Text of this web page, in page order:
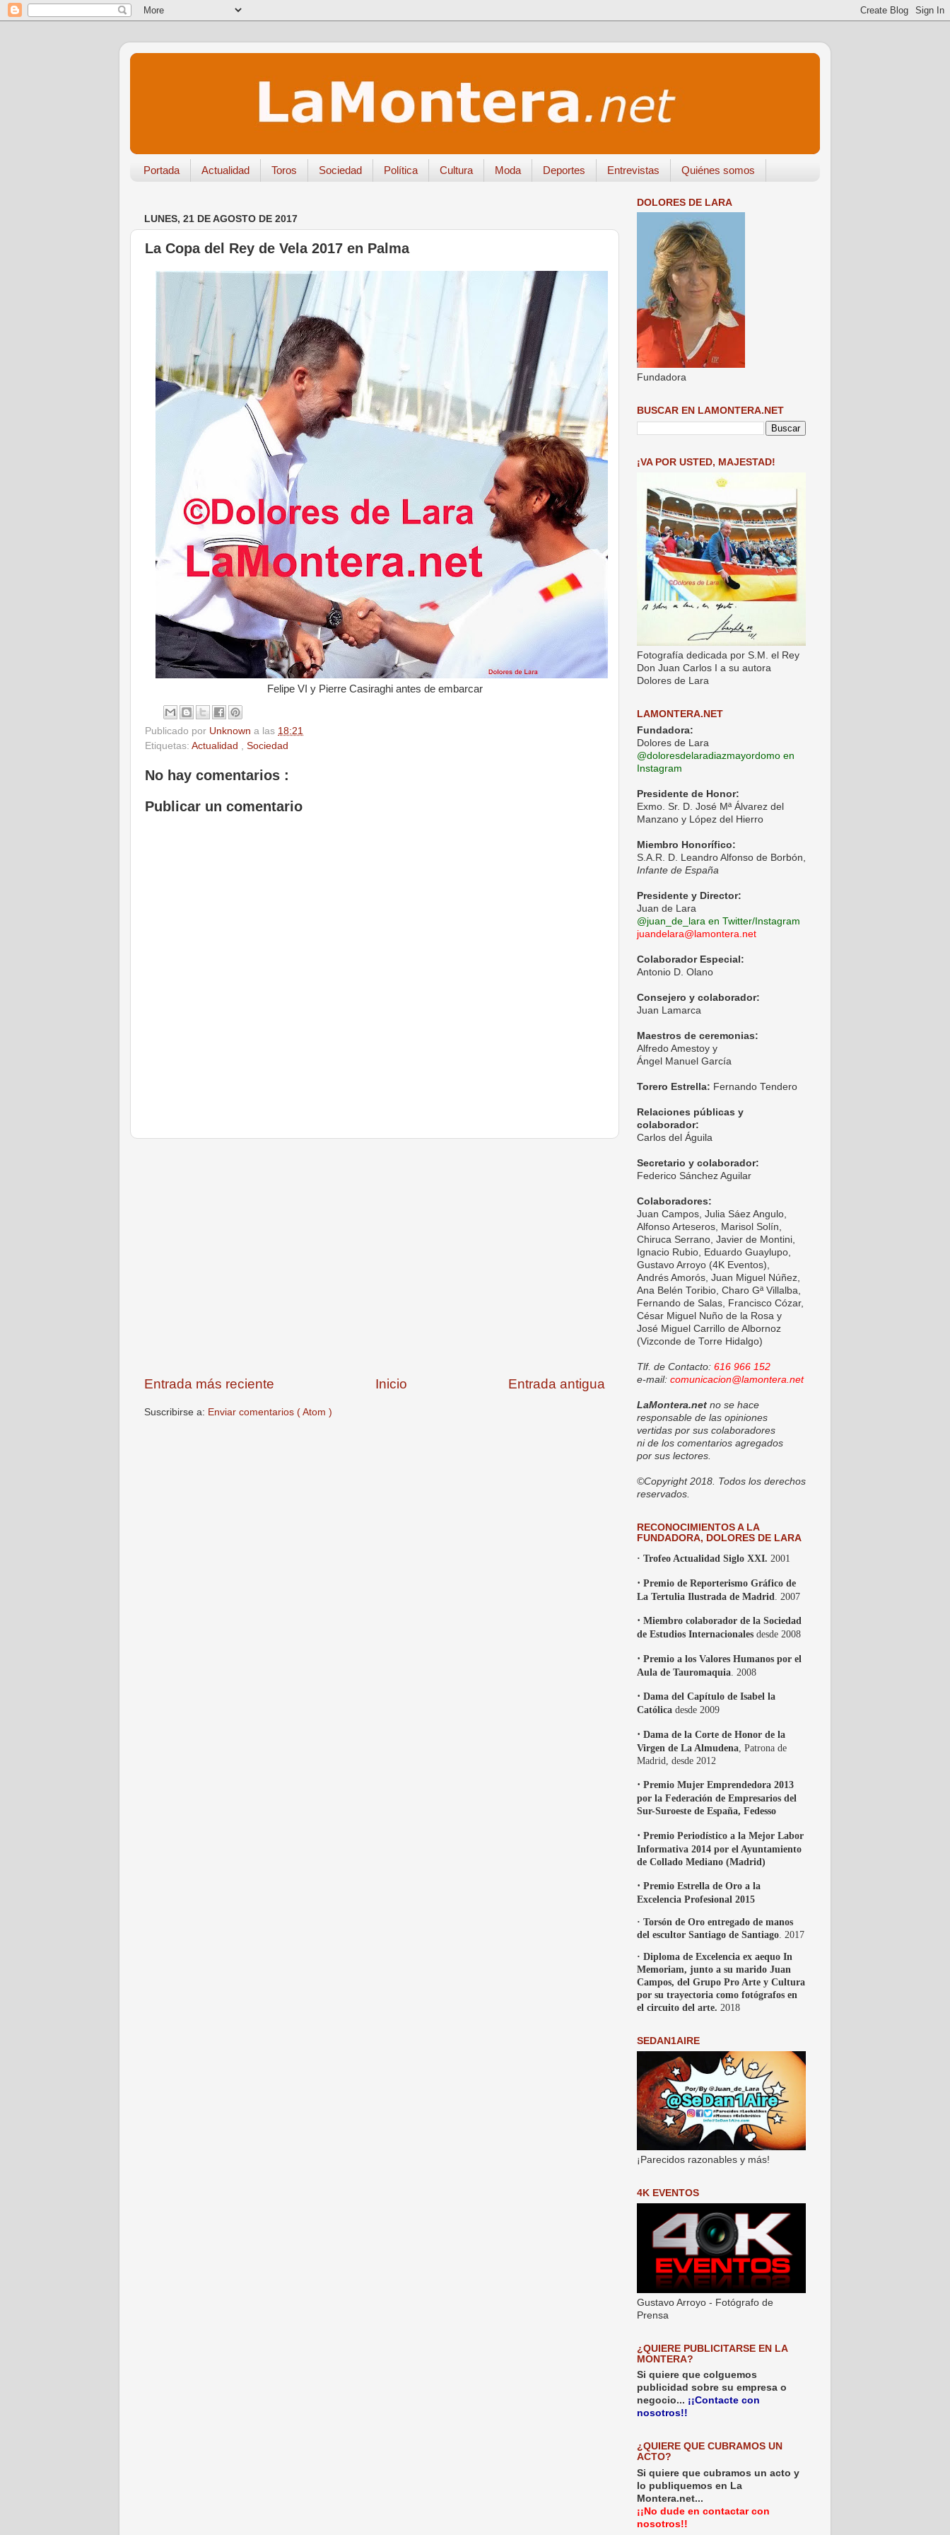
Portada Actualidad Toros Sociedad Política Cultura Moda Deportes Entrevistas Quiénes somos
LUNES, 21 DE AGOSTO DE 2017
La Copa del Rey de Vela 2017 en Palma
Felipe VI y Pierre Casiraghi antes de embarcar
Publicado por Unknown a las 18:21
Etiquetas: Actualidad , Sociedad
No hay comentarios :
Publicar un comentario
Entrada más reciente Entrada antigua
Inicio
Suscribirse a: Enviar comentarios ( Atom )
DOLORES DE LARA
Fundadora
BUSCAR EN LAMONTERA.NET
¡VA POR USTED, MAJESTAD!
Fotografía dedicada por S.M. el Rey
Don Juan Carlos I a su autora
Dolores de Lara
LAMONTERA.NET
Fundadora:
Dolores de Lara
@doloresdelaradiazmayordomo en
Instagram
Presidente de Honor:
Exmo. Sr. D. José Mª Álvarez del
Manzano y López del Hierro
Miembro Honorífico:
S.A.R. D. Leandro Alfonso de Borbón,
Infante de España
Presidente y Director:
Juan de Lara
@juan_de_lara en Twitter/Instagram
juandelara@lamontera.net
Colaborador Especial:
Antonio D. Olano
Consejero y colaborador:
Juan Lamarca
Maestros de ceremonias:
Alfredo Amestoy y
Ángel Manuel García
Torero Estrella: Fernando Tendero
Relaciones públicas y
colaborador:
Carlos del Águila
Secretario y colaborador:
Federico Sánchez Aguilar
Colaboradores:
Juan Campos, Julia Sáez Angulo,
Alfonso Arteseros, Marisol Solín,
Chiruca Serrano, Javier de Montini,
Ignacio Rubio, Eduardo Guaylupo,
Gustavo Arroyo (4K Eventos),
Andrés Amorós, Juan Miguel Núñez,
Ana Belén Toribio, Charo Gª Villalba,
Fernando de Salas, Francisco Cózar,
César Miguel Nuño de la Rosa y
José Miguel Carrillo de Albornoz
(Vizconde de Torre Hidalgo)
Tlf. de Contacto: 616 966 152
e-mail: comunicacion@lamontera.net
LaMontera.net no se hace
responsable de las opiniones
vertidas por sus colaboradores
ni de los comentarios agregados
por sus lectores.
©Copyright 2018. Todos los derechos
reservados.
RECONOCIMIENTOS A LA
FUNDADORA, DOLORES DE LARA
· Trofeo Actualidad Siglo XXI. 2001
· Premio de Reporterismo Gráfico de
La Tertulia Ilustrada de Madrid . 2007
· Miembro colaborador de la Sociedad
de Estudios Internacionales desde 2008
· Premio a los Valores Humanos por el
Aula de Tauromaquia . 2008
· Dama del Capítulo de Isabel la
Católica desde 2009
· Dama de la Corte de Honor de la
Virgen de La Almudena , Patrona de
Madrid, desde 2012
· Premio Mujer Emprendedora 2013
por la Federación de Empresarios del
Sur-Suroeste de España, Fedesso
· Premio Periodístico a la Mejor Labor
Informativa 2014 por el Ayuntamiento
de Collado Mediano (Madrid)
· Premio Estrella de Oro a la
Excelencia Profesional 2015
· Torsón de Oro entregado de manos
del escultor Santiago de Santiago . 2017
· Diploma de Excelencia ex aequo In
Memoriam, junto a su marido Juan
Campos, del Grupo Pro Arte y Cultura
por su trayectoria como fotógrafos en
el circuito del arte. 2018
SEDAN1AIRE
¡Parecidos razonables y más!
4K EVENTOS
Gustavo Arroyo - Fotógrafo de
Prensa
¿QUIERE PUBLICITARSE EN LA
MONTERA?
Si quiere que colguemos
publicidad sobre su empresa o
negocio... ¡¡Contacte con
nosotros!!
¿QUIERE QUE CUBRAMOS UN
ACTO?
Si quiere que cubramos un acto y
lo publiquemos en La
Montera.net...
¡¡No dude en contactar con
nosotros!!